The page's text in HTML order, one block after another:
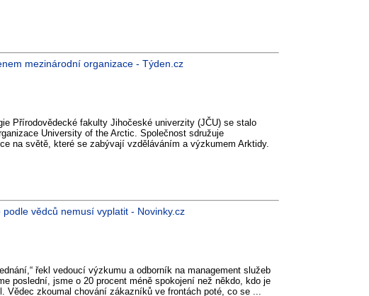
mezinárodní organizace - Týden.cz
Přírodovědecké fakulty Jihočeské univerzity (JČU) se stalo
University of the Arctic. Společnost sdružuje
na světě, které se zabývají vzděláváním a výzkumem Arktidy.
vědců nemusí vyplatit - Novinky.cz
řekl vedoucí výzkumu a odborník na management služeb
poslední, jsme o 20 procent méně spokojení než někdo, kdo je
Vědec zkoumal chování zákazníků ve frontách poté, co se ...